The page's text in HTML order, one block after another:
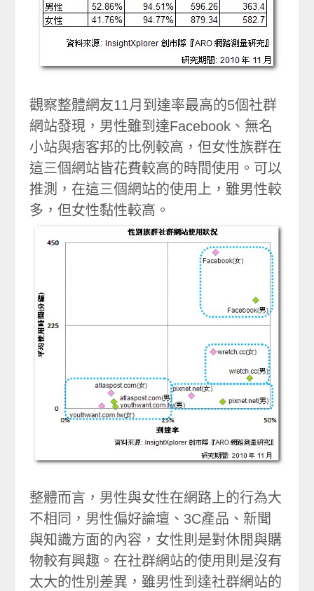
觀察整體網友11月到達率最高的5個社群
網站發現，男性雖到達Facebook、無名
小站與痞客邦的比例較高，但女性族群在
這三個網站皆花費較高的時間使用。可以
推測，在這三個網站的使用上，雖男性較
多，但女性黏性較高。
整體而言，男性與女性在網路上的行為大
不相同，男性偏好論壇、3C產品、新聞
與知識方面的內容，女性則是對休閒與購
物較有興趣。在社群網站的使用則是沒有
太大的性別差異，雖男性到達社群網站的